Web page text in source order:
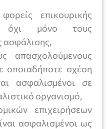
επικουρικής
όχι μόνο τους
ασφάλισης,
απασχολούμενους
οποιαδήποτε σχέση
ασφαλισμένοι σε
οργανισμό,
επιχειρήσεων
ασφαλισμένοι ως